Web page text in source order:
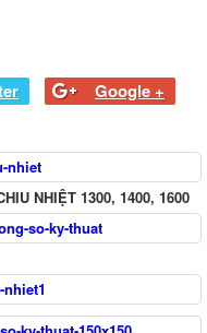
Google +
NHIỆT 1300, 1400, 1600